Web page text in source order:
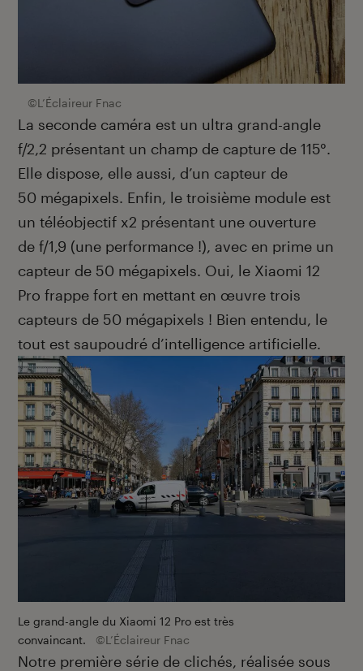
©L’Éclaireur Fnac
La seconde caméra est un ultra grand-angle
f/2,2 présentant un champ de capture de 115°.
Elle dispose, elle aussi, d’un capteur de
50 mégapixels. Enfin, le troisième module est
un téléobjectif x2 présentant une ouverture
de f/1,9 (une performance !), avec en prime un
capteur de 50 mégapixels. Oui, le Xiaomi 12
Pro frappe fort en mettant en œuvre trois
capteurs de 50 mégapixels ! Bien entendu, le
tout est saupoudré d’intelligence artificielle.
Le grand-angle du Xiaomi 12 Pro est très
convaincant.
©L’Éclaireur Fnac
Notre première série de clichés, réalisée sous